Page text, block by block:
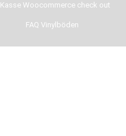
Kasse Woocommerce check out
FAQ Vinylböden